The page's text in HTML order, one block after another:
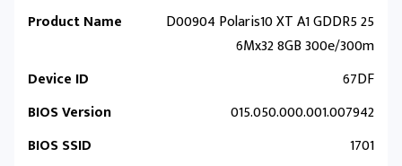
Product Name
D00904 Polaris10 XT A1 GDDR5 25
6Mx32 8GB 300e/300m
Device ID
67DF
BIOS Version
015.050.000.001.007942
BIOS SSID
1701